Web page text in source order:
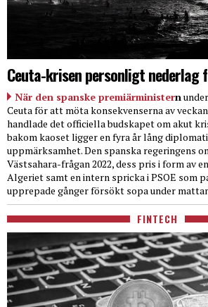
Ceuta-krisen personligt nederlag
När den spanske premiärministern
Ceuta för att möta konsekvenserna av
handlade det officiella budskapet om akut
bakom kaoset ligger en fyra år lång
uppmärksamhet. Den spanska regeringens
Västsahara-frågan 2022, dess pris i form av
Algeriet samt en intern spricka i PSOE som
upprepade gånger försökt sopa under
FINTECH